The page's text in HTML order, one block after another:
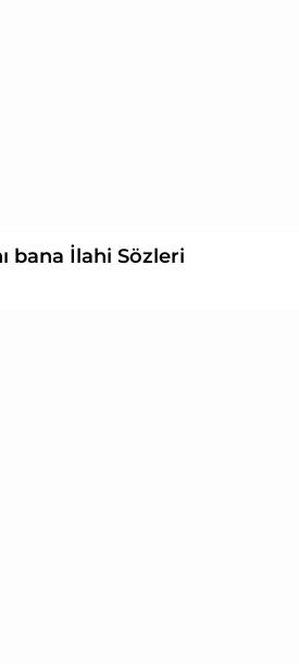
bana İlahi Sözleri